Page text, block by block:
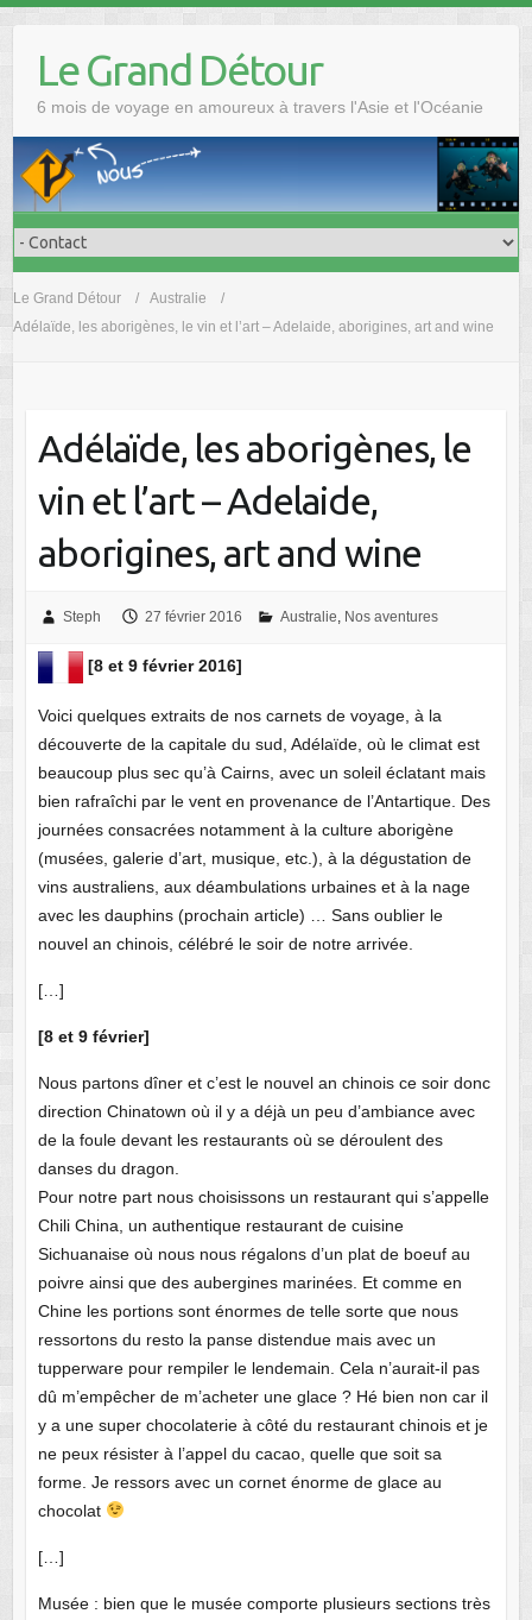
Le Grand Détour
6 mois de voyage en amoureux à travers l'Asie et l'Océanie
Le Grand Détour
Australie
Adélaïde, les aborigènes, le vin et l’art – Adelaide, aborigines, art and wine
Adélaïde, les aborigènes, le
vin et l’art – Adelaide,
aborigines, art and wine
Steph 27 février 2016 Australie Nos aventures
[8 et 9 février 2016]
Voici quelques extraits de nos carnets de voyage, à la
découverte de la capitale du sud, Adélaïde, où le climat est
beaucoup plus sec qu’à Cairns, avec un soleil éclatant mais
bien rafraîchi par le vent en provenance de l’Antartique. Des
journées consacrées notamment à la culture aborigène
(musées, galerie d’art, musique, etc.), à la dégustation de
vins australiens, aux déambulations urbaines et à la nage
avec les dauphins (prochain article) … Sans oublier le
nouvel an chinois, célébré le soir de notre arrivée.
[…]
[8 et 9 février]
Nous partons dîner et c’est le nouvel an chinois ce soir donc
direction Chinatown où il y a déjà un peu d’ambiance avec
de la foule devant les restaurants où se déroulent des
danses du dragon.
Pour notre part nous choisissons un restaurant qui s’appelle
Chili China, un authentique restaurant de cuisine
Sichuanaise où nous nous régalons d’un plat de boeuf au
poivre ainsi que des aubergines marinées. Et comme en
Chine les portions sont énormes de telle sorte que nous
ressortons du resto la panse distendue mais avec un
tupperware pour rempiler le lendemain. Cela n’aurait-il pas
dû m’empêcher de m’acheter une glace ? Hé bien non car il
y a une super chocolaterie à côté du restaurant chinois et je
ne peux résister à l’appel du cacao, quelle que soit sa
forme. Je ressors avec un cornet énorme de glace au
chocolat
[…]
Musée : bien que le musée comporte plusieurs sections très